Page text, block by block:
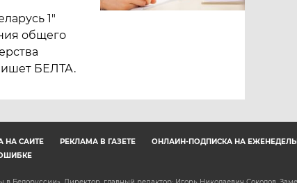
1"
общего
БЕЛТА.
НА САЙТЕ РЕКЛАМА В ГАЗЕТЕ
ОНЛАЙН-ПОДПИСКА НА